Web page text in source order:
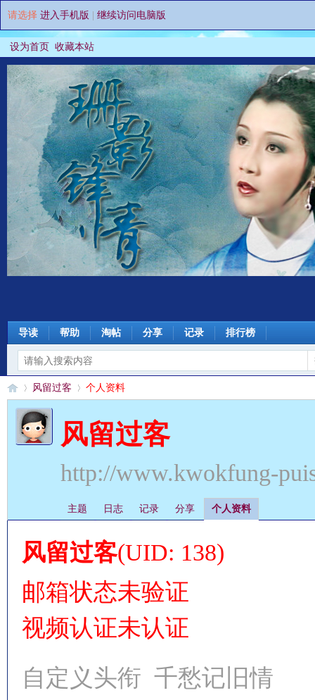
请选择 进入手机版 继续访问电脑版
设为首页 收藏本站
导读 帮助 淘帖 分享 记录 排行榜
›
风留过客 个人资料
风留过客
http://www.kwokfung-
主题 日志 记录 分享 个人资料
风留过客(UID: 138)
邮箱状态未验证
视频认证未认证
自定义头衔 千愁记旧情